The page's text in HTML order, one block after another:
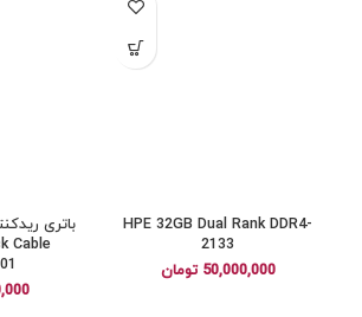
HPE 32GB Dual Rank DDR4-
2133
50,000,000 تومان
Cable